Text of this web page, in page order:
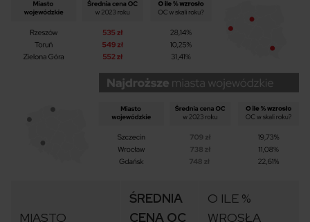
MIASTO
ŚREDNIA
CENA OC
O ILE %
WROSŁA